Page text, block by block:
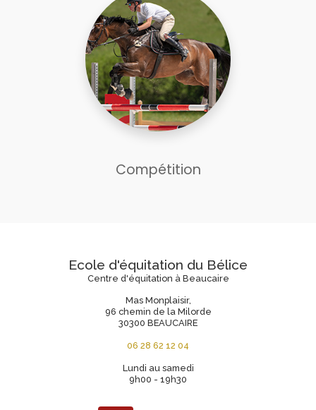
Compétition
Ecole d'équitation du Bélice
Centre d'équitation à Beaucaire
Mas Monplaisir,
96 chemin de la Milorde
30300 BEAUCAIRE
06 28 62 12 04
Lundi au samedi
9h00 - 19h30